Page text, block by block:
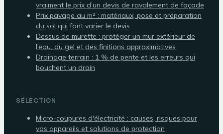
vraiment le prix d’un devis de ravalement de façade
Prix pavage au m² : matériaux, pose et préparation
du sol qui font varier le devis
Dessus de murette : protéger un mur extérieur de
l’eau, du gel et des finitions approximatives
Drainage terrain : 1 % de pente et les erreurs qui
bouchent un drain
SÉLECTION
Micro-coupures d'électricité : causes, risques pour
vos appareils et solutions de protection